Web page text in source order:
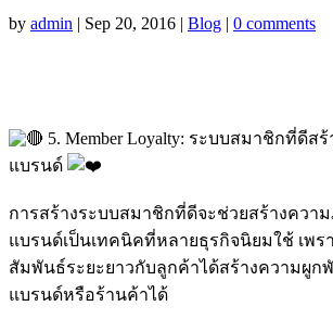
by admin | Sep 20, 2016 | Blog | 0 comments
5. Member Loyalty: ระบบสมาชิกที่ดีส
แบรนด์
การสร้างระบบสมาชิกที่ดีจะช่วยสร้างควา
แบรนด์เป็นเทคนิคที่หลายธุรกิจนิยมใช้ เพร
สัมพันธ์ระยะยาวกับลูกค้าได้สร้างความผูก
แบรนด์หรือร้านค้าได้